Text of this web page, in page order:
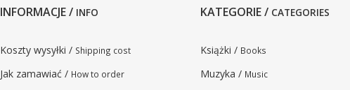
INFORMACJE / INFO
Koszty wysyłki / Shipping cost
Jak zamawiać / How to order
KATEGORIE / CATEGORIES
Książki / Books
Muzyka / Music